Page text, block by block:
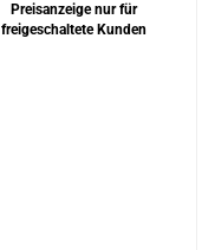
Preisanzeige nur für
freigeschaltete Kunden